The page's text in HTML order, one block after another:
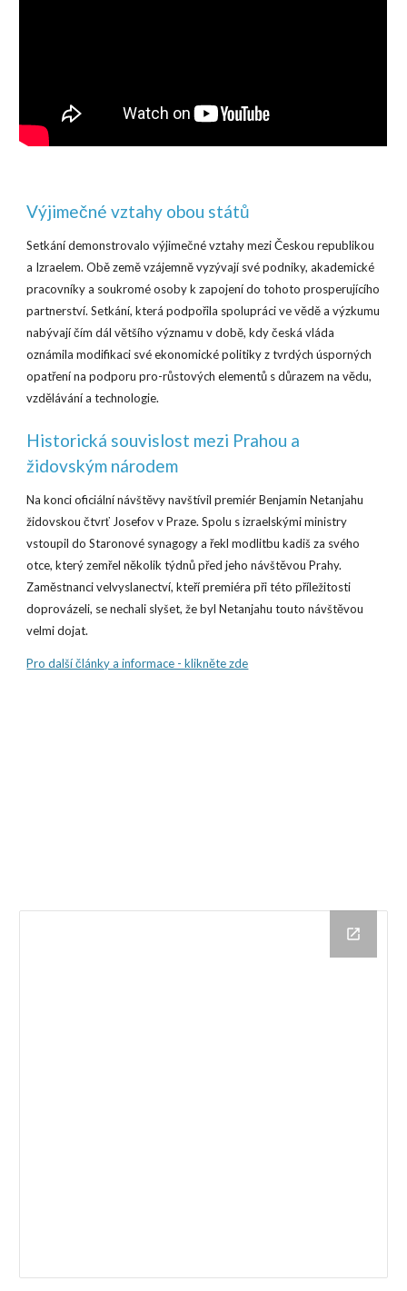
Výjimečné vztahy obou států
Setkání demonstrovalo výjimečné vztahy mezi Českou republikou
a Izraelem. Obě země vzájemně vyzývají své podniky, akademické
pracovníky a soukromé osoby k zapojení do tohoto prosperujícího
partnerství. Setkání, která podpořila spolupráci ve vědě a výzkumu
nabývají čím dál většího významu v době, kdy česká vláda
oznámila modifikaci své ekonomické politiky z tvrdých úsporných
opatření na podporu pro-růstových elementů s důrazem na vědu,
vzdělávání a technologie.
Historická souvislost mezi Prahou a
židovským národem
Na konci oficiální návštěvy navštívil premiér Benjamin Netanjahu
židovskou čtvrť Josefov v Praze. Spolu s izraelskými ministry
vstoupil do Staronové synagogy a řekl modlitbu kadiš za svého
otce, který zemřel několik týdnů před jeho návštěvou Prahy.
Zaměstnanci velvyslanectví, kteří premiéra při této příležitosti
doprovázeli, se nechali slyšet, že byl Netanjahu touto návštěvou
velmi dojat.
Pro další články a informace - klikněte zde